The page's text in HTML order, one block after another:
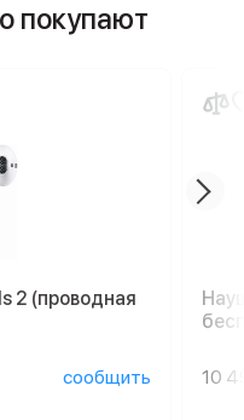
покупают
2 (проводная
сообщить 10